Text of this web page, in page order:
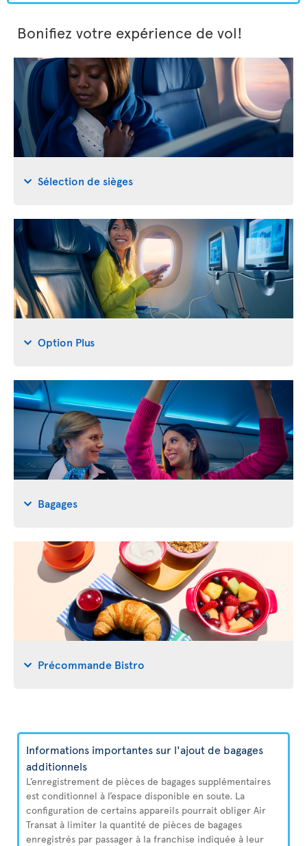
Bonifiez votre expérience de vol!
Sélection de sièges
Option Plus
Bagages
Précommande Bistro
Informations importantes sur l'ajout de bagages
additionnels
L’enregistrement de pièces de bagages supplémentaires
est conditionnel à l’espace disponible en soute. La
configuration de certains appareils pourrait obliger Air
Transat à limiter la quantité de pièces de bagages
enregistrés par passager à la franchise indiquée à leur